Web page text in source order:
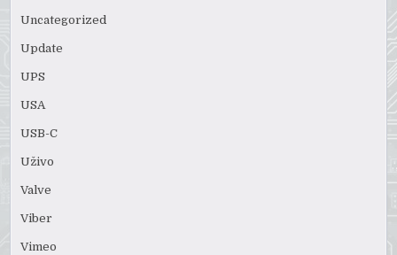
Uncategorized
Update
UPS
USA
USB-C
Uživo
Valve
Viber
Vimeo